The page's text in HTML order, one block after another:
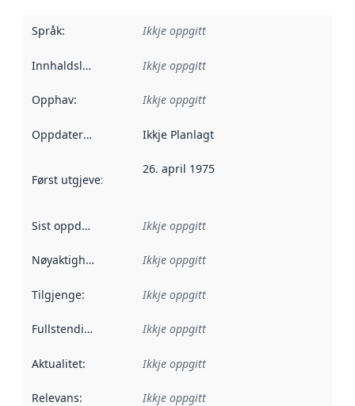
Språk: Ikkje oppgitt
Innhaldsleverandørar :
Ikkje oppgitt
Opphav: Ikkje oppgitt
Oppdateringsfrekvens :
Ikkje Planlagt
Først utgjeve: Denne datoen seier når dataa i dette
26. april 1975
Sist oppdatert Ikkje oppgitt
Nøyaktigheit Ikkje oppgitt
Tilgjenge: Ikkje oppgitt
Fullstendigheit Ikkje oppgitt
Aktualitet: Ikkje oppgitt
Relevans: Ikkje oppgitt